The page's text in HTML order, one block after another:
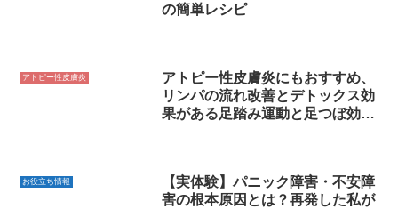
の簡単レシピ
アトピー性皮膚炎
アトピー性皮膚炎にもおすすめ、
リンパの流れ改善とデトックス効
果がある足踏み運動と足つぼ効果
お役立ち情報
【実体験】パニック障害・不安障
害の根本原因とは？再発した私が